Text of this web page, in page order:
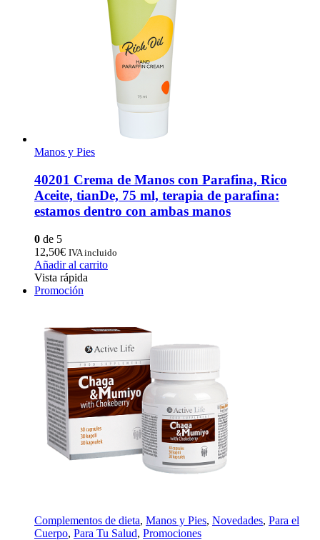
Manos y Pies
40201 Crema de Manos con Parafina, Rico
Aceite, tianDe, 75 ml, terapia de parafina:
estamos dentro con ambas manos
0 de 5
12,50€ IVA incluido
Añadir al carrito
Vista rápida
Promoción
Complementos de dieta, Manos y Pies, Novedades, Para el
Cuerpo, Para Tu Salud, Promociones